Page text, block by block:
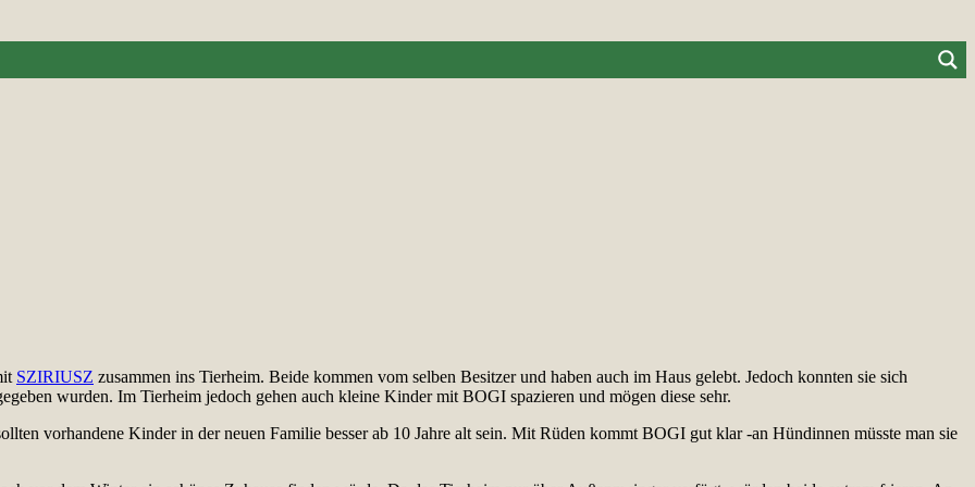
SZIRIUSZ zusammen ins Tierheim. Beide kommen vom selben Besitzer und haben auch im Haus gelebt. Jedoch konnten sie sich
wurden. Im Tierheim jedoch gehen auch kleine Kinder mit BOGI spazieren und mögen diese sehr.
vorhandene Kinder in der neuen Familie besser ab 10 Jahre alt sein. Mit Rüden kommt BOGI gut klar -an Hündinnen müsste man sie